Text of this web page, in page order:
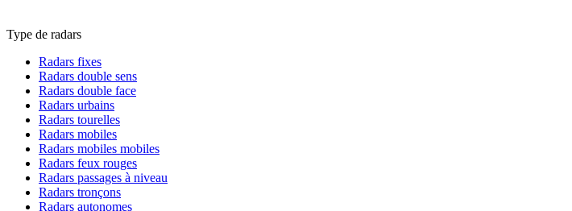
Type de radars
Radars fixes
Radars double sens
Radars double face
Radars urbains
Radars tourelles
Radars mobiles
Radars mobiles mobiles
Radars feux rouges
Radars passages à niveau
Radars tronçons
Radars autonomes